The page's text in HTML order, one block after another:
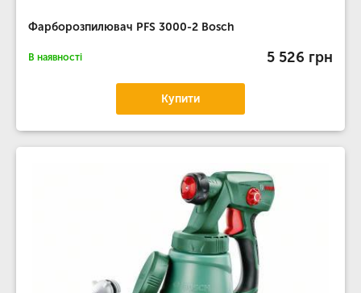
Фарборозпилювач PFS 3000-2 Bosch
В наявності 5 526 грн
Купити